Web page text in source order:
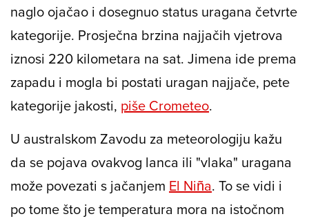
naglo ojačao i dosegnuo status uragana četvrte
kategorije. Prosječna brzina najjačih vjetrova
iznosi 220 kilometara na sat. Jimena ide prema
zapadu i mogla bi postati uragan najjače, pete
kategorije jakosti, piše Crometeo.
U australskom Zavodu za meteorologiju kažu
da se pojava ovakvog lanca ili "vlaka" uragana
može povezati s jačanjem El Niña. To se vidi i
po tome što je temperatura mora na istočnom